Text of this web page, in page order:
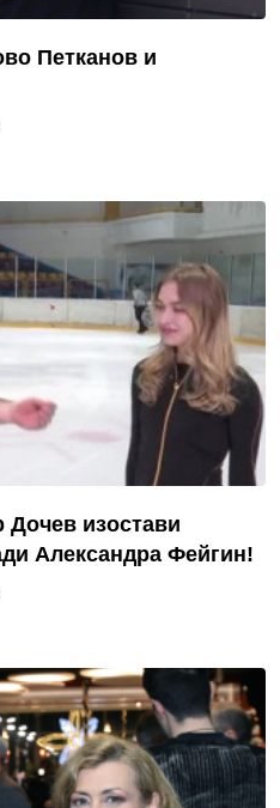
Петканов и
изостави
Александра Фейгин!